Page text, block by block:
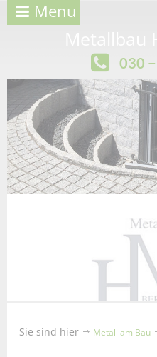
Menu
030
Sie sind hier Metall am Bau